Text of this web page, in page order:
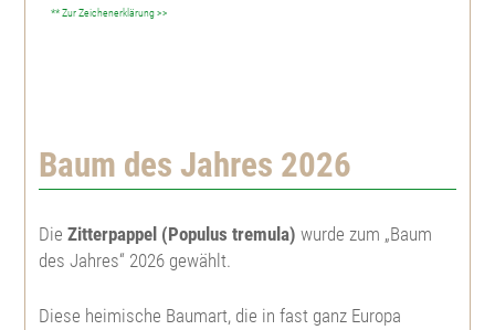
Nordmannstanne
Niccotanne
Roterle, Schwarzerle
Weißerle, Grauerle
Große Küstentanne
Pazífische Edeltanne
Feldahorn
Feuerahorn
Heckenpflanzen
Berberitze, Sauerdorn
Herkunftsgebietseinteilungen
Forstschutz
** Zur Zeichenerklärung >>
Baum des Jahres 2026
Die Zitterpappel (Populus tremula) wurde zum „Baum
des Jahres“ 2026 gewählt.
Diese heimische Baumart, die in fast ganz Europa